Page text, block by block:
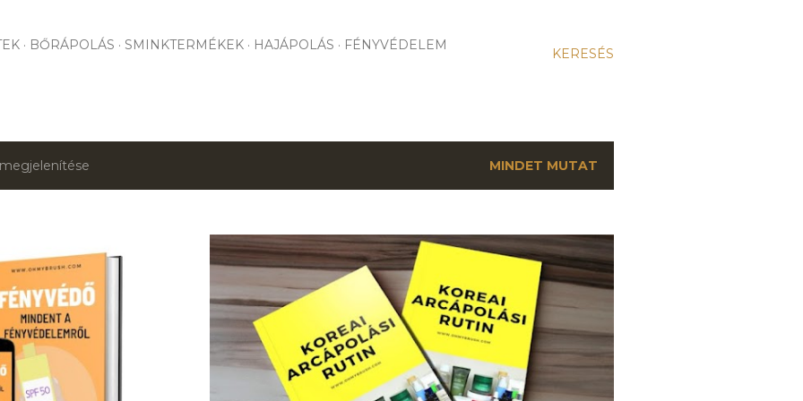
KERESÉS
BŐRÁPOLÁS SMINKTERMÉKEK HAJÁPOLÁS FÉNYVÉDELEM
MINDET MUTAT